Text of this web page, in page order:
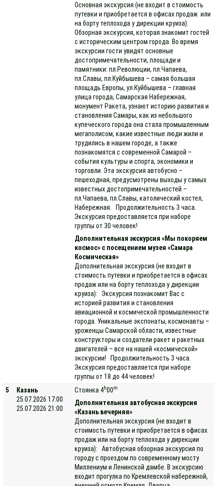
Основная экскурсия (не входит в стоимость
путевки и приобретается в офисах продаж или
на борту теплохода у дирекции круиза):
Обзорная экскурсия, которая знакомит гостей
с историческим центром города. Во время
экскурсии гости увидят основные
достопримечательности, площади и
памятники: пл.Революции, пл.Чапаева,
пл.Славы, пл.Куйбышева – самая большая
площадь Европы, ул.Куйбышева – главная
улица города, Самарская Набережная,
монумент Ракета, узнают историю развития и
становления Самары, как из небольшого
купеческого города она стала промышленным
мегаполисом, какие известные люди жили и
трудились в нашем городе, а также
познакомятся с современной Самарой –
события культуры и спорта, экономики и
торговли. Эта экскурсия автобусно –
пешеходная, предусмотрены выходы у самых
известных достопримечательностей –
пл.Чапаева, пл.Славы, католический костел,
Набережная. Продолжительность 3 часа.
Экскурсия предоставляется при наборе
группы от 30 человек!
Дополнительная экскурсия «Мы покоряем
космос» с посещением музея «Самара
Космическая»
Дополнительная экскурсия (не входит в
стоимость путевки и приобретается в офисах
продаж или на борту теплохода у дирекции
круиза): Экскурсия познакомит Вас с
историей развития и становления
авиационной и космической промышленности
города. Уникальные экспонаты, космонавты –
уроженцы Самарской области, известные
конструкторы и создатели ракет и ракетных
двигателей – все на нашей «космической»
экскурсии! Продолжительность 3 часа.
Экскурсия предоставляется при наборе
группы от 18 до 44 человек!
5
Казань
25.07.2026 17:00
25.07.2026 21:00
Стоянка 4h00m
Дополнительная автобусная экскурсия
«Казань вечерняя»
Дополнительная экскурсия (не входит в
стоимость путевки и приобретается в офисах
продаж или на борту теплохода у дирекции
круиза): Автобусная обзорная экскурсия по
городу с проездом по современному мосту
Миллениум и Ленинской дамбе. В экскурсию
входит прогулка по Кремлевской набережной,